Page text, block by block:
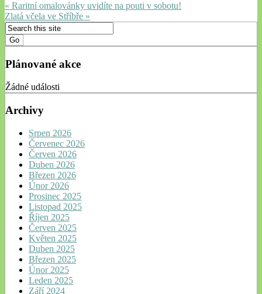
« Raritní omalovánky uvidíte na pouti v sobotu!
Zlatá včela ve Stříbře »
Plánované akce
Žádné události
Archivy
Srpen 2026
Červenec 2026
Červen 2026
Duben 2026
Březen 2026
Únor 2026
Prosinec 2025
Listopad 2025
Říjen 2025
Červen 2025
Květen 2025
Duben 2025
Březen 2025
Únor 2025
Leden 2025
Září 2024